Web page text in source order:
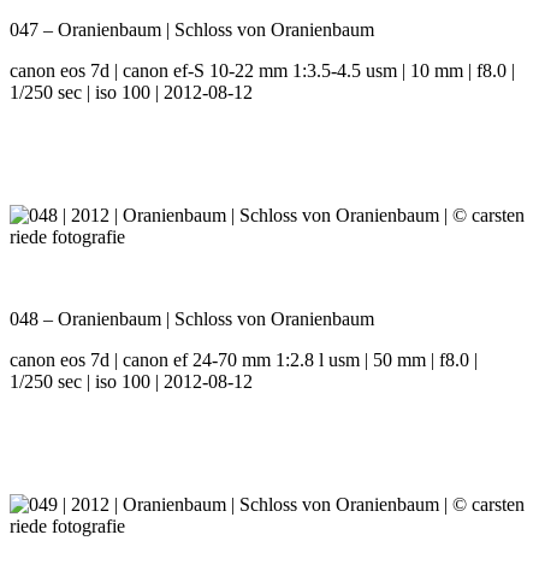
047 – Oranienbaum | Schloss von Oranienbaum
canon eos 7d | canon ef-S 10-22 mm 1:3.5-4.5 usm | 10 mm | f8.0 |
1/250 sec | iso 100 | 2012-08-12
048 – Oranienbaum | Schloss von Oranienbaum
canon eos 7d | canon ef 24-70 mm 1:2.8 l usm | 50 mm | f8.0 |
1/250 sec | iso 100 | 2012-08-12